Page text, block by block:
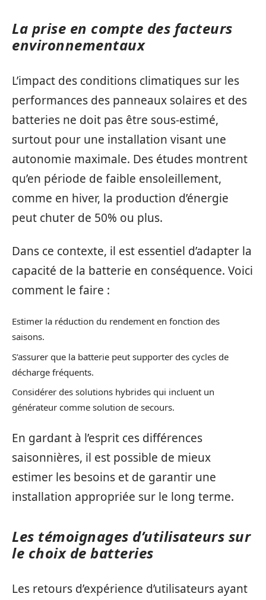
La prise en compte des facteurs
environnementaux
L’impact des conditions climatiques sur les
performances des panneaux solaires et des
batteries ne doit pas être sous-estimé,
surtout pour une installation visant une
autonomie maximale. Des études montrent
qu’en période de faible ensoleillement,
comme en hiver, la production d’énergie
peut chuter de 50% ou plus.
Dans ce contexte, il est essentiel d’adapter la
capacité de la batterie en conséquence. Voici
comment le faire :
Estimer la réduction du rendement en fonction des
saisons.
S’assurer que la batterie peut supporter des cycles de
décharge fréquents.
Considérer des solutions hybrides qui incluent un
générateur comme solution de secours.
En gardant à l’esprit ces différences
saisonnières, il est possible de mieux
estimer les besoins et de garantir une
installation appropriée sur le long terme.
Les témoignages d’utilisateurs sur
le choix de batteries
Les retours d’expérience d’utilisateurs ayant